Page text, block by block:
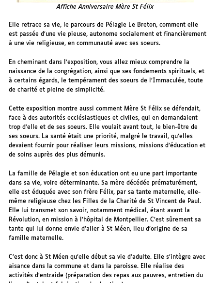
Affiche Anniversaire Mère St Félix
Elle retrace sa vie, le parcours de Pélagie Le Breton, comment elle
est passée d’une vie pieuse, autonome socialement et financièrement
à une vie religieuse, en communauté avec ses soeurs.
En cheminant dans l’exposition, vous allez mieux comprendre la
naissance de la congrégation, ainsi que ses fondements spirituels, et
à certains égards, le tempérament des soeurs de l’Immaculée, toute
de charité et pleine de simplicité.
Cette exposition montre aussi comment Mère St Félix se défendait,
face à des autorités ecclésiastiques et civiles, qui en demandaient
trop d’elle et de ses soeurs. Elle voulait avant tout, le bien-être de
ses soeurs. La santé était une priorité, malgré le travail, qu’elles
devaient fournir pour réaliser leurs missions, missions d’éducation et
de soins auprès des plus démunis.
La famille de Pélagie et son éducation ont eu une part importante
dans sa vie, voire déterminante. Sa mère décédée prématurément,
elle est éduquée avec son frère Félix, par sa tante maternelle, elle-
même religieuse chez les Filles de la Charité de St Vincent de Paul.
Elle lui transmet son savoir, notamment médical, étant avant la
Révolution, en mission à l’hôpital de Montpellier. C’est sûrement sa
tante qui lui donne envie d’aller à St Méen, lieu d’origine de sa
famille maternelle.
C’est donc à St Méen qu’elle début sa vie d’adulte. Elle s’intègre avec
aisance dans la commune et dans la paroisse. Elle réalise des
activités d’entraide (préparation des repas aux pauvres, entretien du